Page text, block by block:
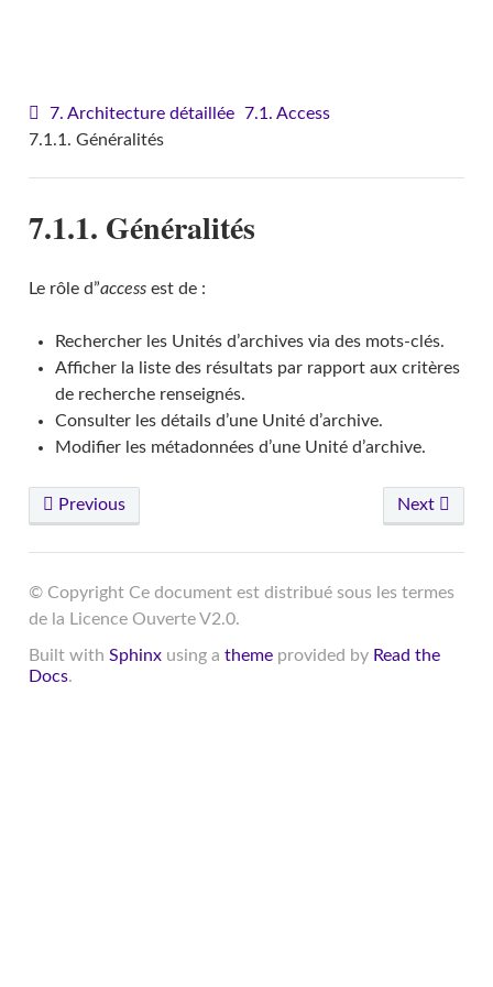
7. Architecture détaillée 7.1. Access
7.1.1. Généralités
7.1.1. Généralités
Le rôle d”accessest de :
Rechercher les Unités d’archives via des mots-clés.
Afficher la liste des résultats par rapport aux critères
de recherche renseignés.
Consulter les détails d’une Unité d’archive.
Modifier les métadonnées d’une Unité d’archive.
Previous Next
© Copyright Ce document est distribué sous les termes
de la Licence Ouverte V2.0.
Built with Sphinxusing a themeprovided by Read the
Docs.